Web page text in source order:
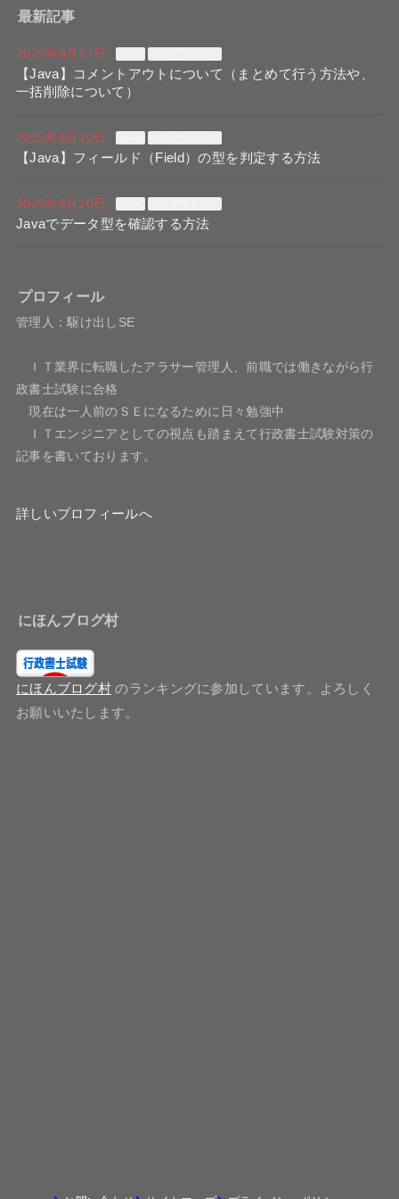
最新記事
2025年8月17日
【Java】コメントアウトについて（まとめて行う方法や、
一括削除について）
2025年6月10日
【Java】フィールド（Field）の型を判定する方法
2025年6月10日
Javaでデータ型を確認する方法
プロフィール
管理人：駆け出しSE
ＩＴ業界に転職したアラサー管理人、前職では働きながら行
政書士試験に合格
現在は一人前のＳＥになるために日々勉強中
ＩＴエンジニアとしての視点も踏まえて行政書士試験対策の
記事を書いております。
詳しいプロフィールへ
にほんブログ村
にほんブログ村 のランキングに参加しています。よろしく
お願いいたします。